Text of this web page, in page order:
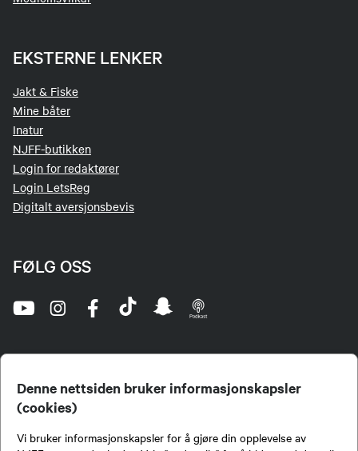
Denne nettsiden bruker informasjonskapsler
(cookies)
Vi bruker informasjonskapsler for å gjøre din opplevelse av
EKSTERNE LENKER
Jakt & Fiske
Mine båter
Inatur
NJFF-butikken
Login for redaktører
Login LetsReg
Digitalt aversjonsbevis
FØLG OSS
jegere og sportsfiskere og et av de viktigste miljøene for formidling av kunnskap om jakt og